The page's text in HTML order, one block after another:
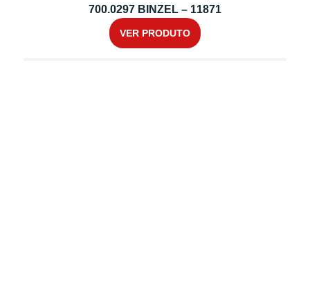
700.0297 BINZEL – 11871
VER PRODUTO